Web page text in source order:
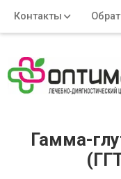
Контакты
Адрес:
Гамма-